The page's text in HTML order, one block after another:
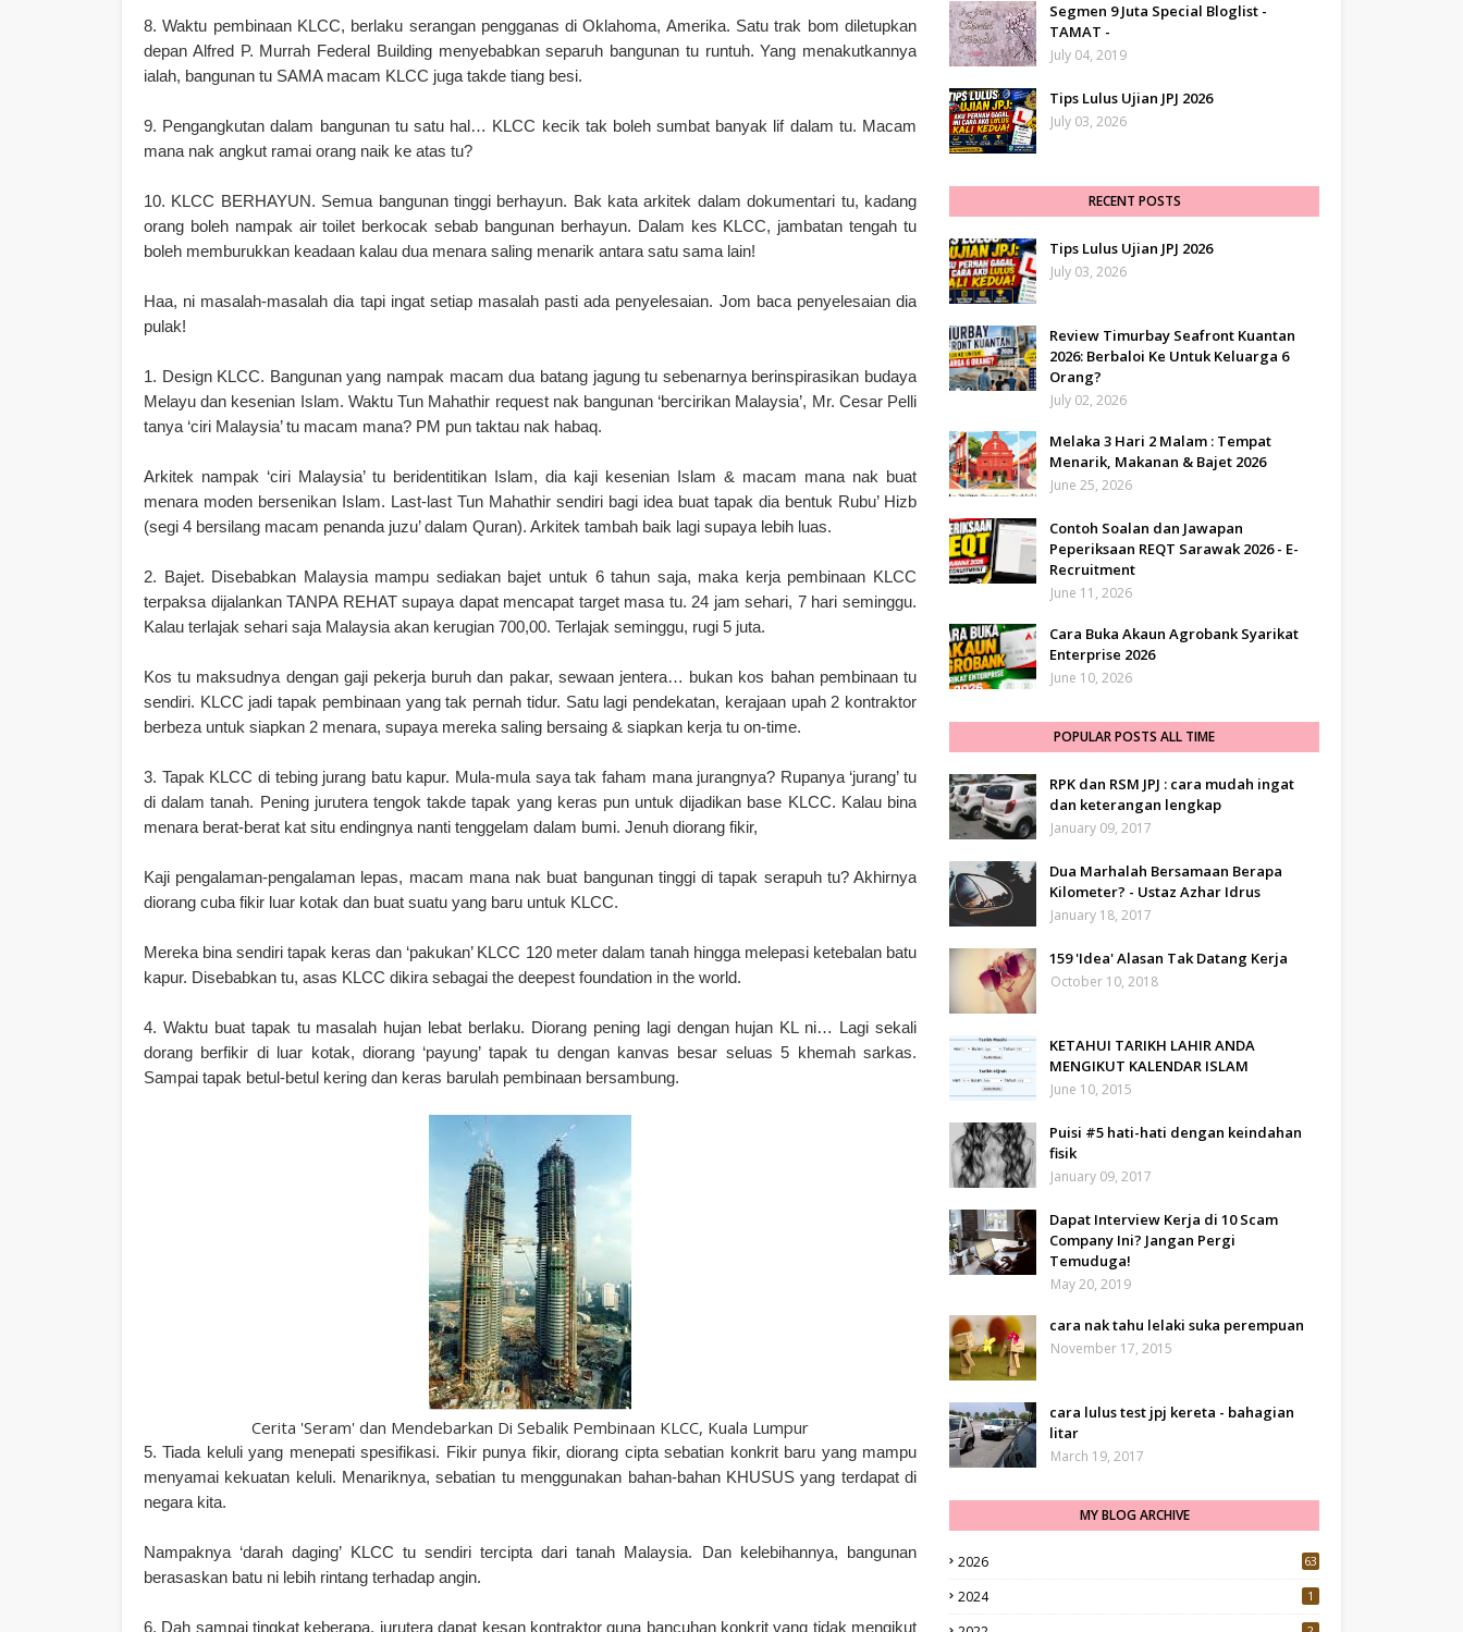
8. Waktu pembinaan KLCC, berlaku serangan pengganas di Oklahoma, Amerika. Satu trak bom diletupkan
depan Alfred P. Murrah Federal Building menyebabkan separuh bangunan tu runtuh. Yang menakutkannya
ialah, bangunan tu SAMA macam KLCC juga takde tiang besi.
9. Pengangkutan dalam bangunan tu satu hal… KLCC kecik tak boleh sumbat banyak lif dalam tu. Macam
mana nak angkut ramai orang naik ke atas tu?
10. KLCC BERHAYUN. Semua bangunan tinggi berhayun. Bak kata arkitek dalam dokumentari tu, kadang
orang boleh nampak air toilet berkocak sebab bangunan berhayun. Dalam kes KLCC, jambatan tengah tu
boleh memburukkan keadaan kalau dua menara saling menarik antara satu sama lain!
Haa, ni masalah-masalah dia tapi ingat setiap masalah pasti ada penyelesaian. Jom baca penyelesaian dia
pulak!
1. Design KLCC. Bangunan yang nampak macam dua batang jagung tu sebenarnya berinspirasikan budaya
Melayu dan kesenian Islam. Waktu Tun Mahathir request nak bangunan ‘bercirikan Malaysia’, Mr. Cesar Pelli
tanya ‘ciri Malaysia’ tu macam mana? PM pun taktau nak habaq.
Arkitek nampak ‘ciri Malaysia’ tu beridentitikan Islam, dia kaji kesenian Islam & macam mana nak buat
menara moden bersenikan Islam. Last-last Tun Mahathir sendiri bagi idea buat tapak dia bentuk Rubu’ Hizb
(segi 4 bersilang macam penanda juzu’ dalam Quran). Arkitek tambah baik lagi supaya lebih luas.
2. Bajet. Disebabkan Malaysia mampu sediakan bajet untuk 6 tahun saja, maka kerja pembinaan KLCC
terpaksa dijalankan TANPA REHAT supaya dapat mencapat target masa tu. 24 jam sehari, 7 hari seminggu.
Kalau terlajak sehari saja Malaysia akan kerugian 700,00. Terlajak seminggu, rugi 5 juta.
Kos tu maksudnya dengan gaji pekerja buruh dan pakar, sewaan jentera… bukan kos bahan pembinaan tu
sendiri. KLCC jadi tapak pembinaan yang tak pernah tidur. Satu lagi pendekatan, kerajaan upah 2 kontraktor
berbeza untuk siapkan 2 menara, supaya mereka saling bersaing & siapkan kerja tu on-time.
3. Tapak KLCC di tebing jurang batu kapur. Mula-mula saya tak faham mana jurangnya? Rupanya ‘jurang’ tu
di dalam tanah. Pening jurutera tengok takde tapak yang keras pun untuk dijadikan base KLCC. Kalau bina
menara berat-berat kat situ endingnya nanti tenggelam dalam bumi. Jenuh diorang fikir,
Kaji pengalaman-pengalaman lepas, macam mana nak buat bangunan tinggi di tapak serapuh tu? Akhirnya
diorang cuba fikir luar kotak dan buat suatu yang baru untuk KLCC.
Mereka bina sendiri tapak keras dan ‘pakukan’ KLCC 120 meter dalam tanah hingga melepasi ketebalan batu
kapur. Disebabkan tu, asas KLCC dikira sebagai the deepest foundation in the world.
4. Waktu buat tapak tu masalah hujan lebat berlaku. Diorang pening lagi dengan hujan KL ni… Lagi sekali
dorang berfikir di luar kotak, diorang ‘payung’ tapak tu dengan kanvas besar seluas 5 khemah sarkas.
Sampai tapak betul-betul kering dan keras barulah pembinaan bersambung.
Cerita 'Seram' dan Mendebarkan Di Sebalik Pembinaan KLCC, Kuala Lumpur
5. Tiada keluli yang menepati spesifikasi. Fikir punya fikir, diorang cipta sebatian konkrit baru yang mampu
menyamai kekuatan keluli. Menariknya, sebatian tu menggunakan bahan-bahan KHUSUS yang terdapat di
negara kita.
Nampaknya ‘darah daging’ KLCC tu sendiri tercipta dari tanah Malaysia. Dan kelebihannya, bangunan
berasaskan batu ni lebih rintang terhadap angin.
6. Dah sampai tingkat keberapa, jurutera dapat kesan kontraktor guna bancuhan konkrit yang tidak mengikut
Segmen 9 Juta Special Bloglist -
TAMAT -
July 04, 2019
Tips Lulus Ujian JPJ 2026
July 03, 2026
RECENT POSTS
Tips Lulus Ujian JPJ 2026
July 03, 2026
Review Timurbay Seafront Kuantan
2026: Berbaloi Ke Untuk Keluarga 6
Orang?
July 02, 2026
Melaka 3 Hari 2 Malam : Tempat
Menarik, Makanan & Bajet 2026
June 25, 2026
Contoh Soalan dan Jawapan
Peperiksaan REQT Sarawak 2026 - E-
Recruitment
June 11, 2026
Cara Buka Akaun Agrobank Syarikat
Enterprise 2026
June 10, 2026
POPULAR POSTS ALL TIME
RPK dan RSM JPJ : cara mudah ingat
dan keterangan lengkap
January 09, 2017
Dua Marhalah Bersamaan Berapa
Kilometer? - Ustaz Azhar Idrus
January 18, 2017
159 'Idea' Alasan Tak Datang Kerja
October 10, 2018
KETAHUI TARIKH LAHIR ANDA
MENGIKUT KALENDAR ISLAM
June 10, 2015
Puisi #5 hati-hati dengan keindahan
fisik
January 09, 2017
Dapat Interview Kerja di 10 Scam
Company Ini? Jangan Pergi
Temuduga!
May 20, 2019
cara nak tahu lelaki suka perempuan
November 17, 2015
cara lulus test jpj kereta - bahagian
litar
March 19, 2017
MY BLOG ARCHIVE
2026 63
2024 1